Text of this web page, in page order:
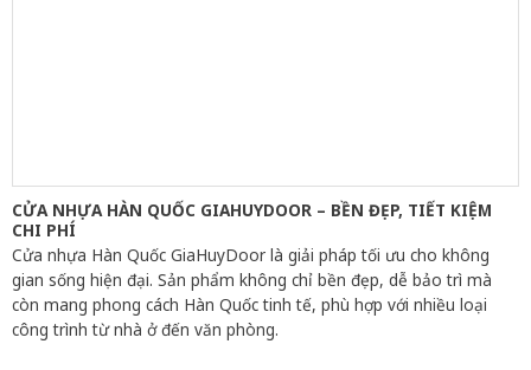
CỬA NHỰA HÀN QUỐC GIAHUYDOOR – BỀN ĐẸP, TIẾT KIỆM
CHI PHÍ
Cửa nhựa Hàn Quốc GiaHuyDoor là giải pháp tối ưu cho không
gian sống hiện đại. Sản phẩm không chỉ bền đẹp, dễ bảo trì mà
còn mang phong cách Hàn Quốc tinh tế, phù hợp với nhiều loại
công trình từ nhà ở đến văn phòng.